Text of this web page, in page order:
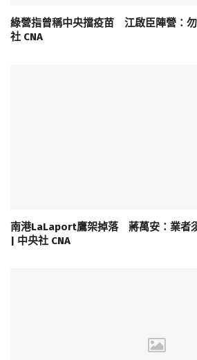
綠營指曾稱中央擋疫苗 江啟臣陣營：
社 CNA
南港LaLaport鷹架掉落 蔣萬安：業者
| 中央社 CNA